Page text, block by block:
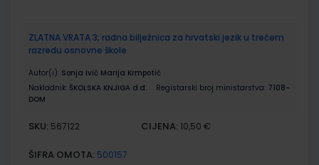
ZLATNA VRATA 3; radna bilježnica za hrvatski jezik u trećem
razredu osnovne škole
Autor(i): Sonja Ivić Marija Krmpotić
Nakladnik: ŠKOLSKA KNJIGA d.d. Registarski broj ministarstva: 7108-
DOM
SKU: 567122 CIJENA: 10,50 €
ŠIFRA OMOTA: 500157